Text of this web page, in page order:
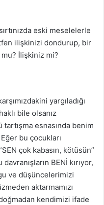
eski meselelerle
ilişkinizi dondurup, bir
İlişkiniz mi?
yargıladığı
bile olsanız
tartışma esnasında benim
bu çocukları
çok kabasın, kötüsün”
BENİ kırıyor,
ve düşüncelerimizi
aktarmamızı
kendimizi ifade